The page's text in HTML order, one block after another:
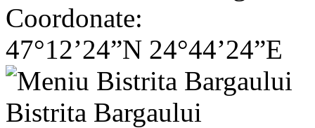
Coordonate:
47°12’24”N 24°44’24”E
Bistrita Bargaului